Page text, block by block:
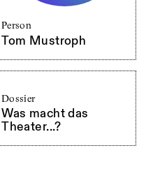
Person
Tom Mustroph
Dossier
Was macht das
Theater...?